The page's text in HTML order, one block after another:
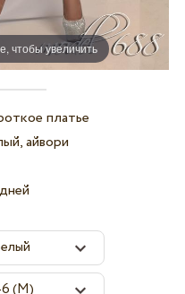
чтобы увеличить
платье
айвори